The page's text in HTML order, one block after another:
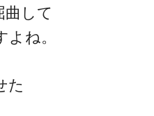
曲して
ね。
た